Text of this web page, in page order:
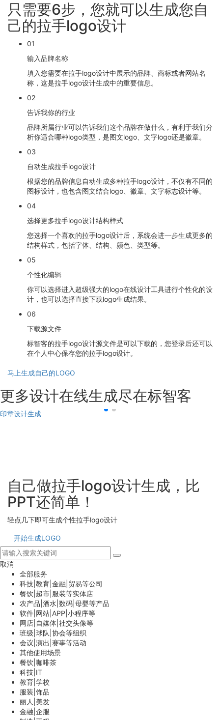
只需要6步，您就可以生成您自
己的拉手logo设计
01
输入品牌名称
填入您需要在拉手logo设计中展示的品牌、商标或者网站名
称，这是拉手logo设计生成中的重要信息。
02
告诉我你的行业
品牌所属行业可以告诉我们这个品牌在做什么，有利于我们分
析你适合哪种logo类型，是图文logo、文字logo还是徽章。
03
自动生成拉手logo设计
根据您的品牌信息自动生成多种拉手logo设计，不仅有不同的
图标设计，也包含图文结合logo、徽章、文字标志设计等。
04
选择更多拉手logo设计结构样式
您选择一个喜欢的拉手logo设计后，系统会进一步生成更多的
结构样式，包括字体、结构、颜色、类型等。
05
个性化编辑
你可以选择进入超级强大的logo在线设计工具进行个性化的设
计，也可以选择直接下载logo生成结果。
06
下载源文件
标智客的拉手logo设计源文件是可以下载的，您登录后还可以
在个人中心保存您的拉手logo设计。
马上生成自己的LOGO
更多设计在线生成尽在标智客
印章设计生成
自己做拉手logo设计生成，比
PPT还简单！
轻点几下即可生成个性拉手logo设计
开始生成LOGO
取消
全部服务
科技|教育|金融|贸易等公司
餐饮|超市|服装等实体店
农产品|酒水|数码|母婴等产品
软件|网站|APP|小程序等
网店|自媒体|社交头像等
班级|球队|协会等组织
会议|演出|赛事等活动
其他使用场景
餐饮|咖啡茶
科技|IT
教育|学校
服装|饰品
丽人|美发
金融|企服